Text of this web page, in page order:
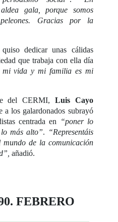
gala, porque somos
Gracias por la
dedicar unas cálidas
que trabaja con ella día
mi vida y mi familia es mi
del CERMI, Luis Cayo
a los galardonados subrayó
centrada en
“poner lo
más alto”. “Representáis
de la comunicación
añadió.
FEBRERO